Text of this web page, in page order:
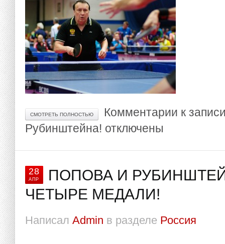
СМОТРЕТЬ ПОЛНОСТЬЮ Комментарии к
Рубинштейна! отключены
28
АПР
ПОПОВА И
ЧЕТЫРЕ МЕДАЛИ!
Написал Admin в разделе Россия